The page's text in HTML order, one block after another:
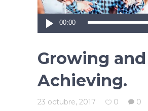
Reproductor
de
00:00
Growing and
Achieving.
23 octubre, 2017 0
0